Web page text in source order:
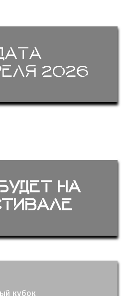
2026
на
кубок